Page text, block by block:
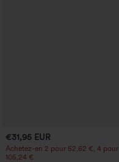
€31,95 EUR
Achetez-en 2 pour 52,62 €, 4 pour
105,24 €